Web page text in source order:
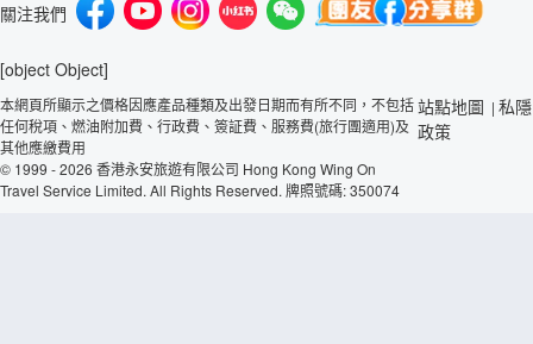
關注我們
[object Object]
本網頁所顯示之價格因應產品種類及出發日期而有所不同，不包括
任何稅項、燃油附加費、行政費、簽証費、服務費(旅行團適用)及
其他應繳費用
© 1999 - 2026 香港永安旅遊有限公司 Hong Kong Wing On
Travel Service Limited. All Rights Reserved. 牌照號碼: 350074
站點地圖 | 私隱
政策